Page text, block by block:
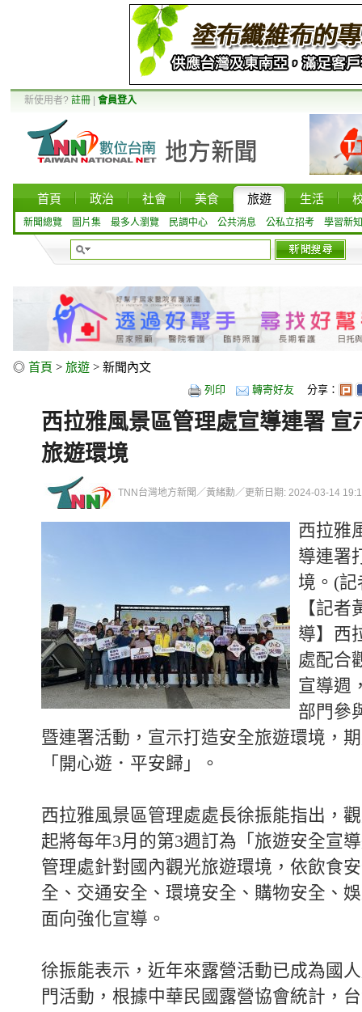
新使用者? 註冊 會員登入
首頁 政治 社會 美食 旅遊 生活
新聞總覽 圖片集 最多人瀏覽 民調中心 公共消息 公私立招考 學習新知
◎ 首頁 > 旅遊 > 新聞內文
列印 轉寄好友 分享：
西拉雅風景區管理處宣導連署 宣
旅遊環境
TNN台灣地方新聞／黃緒勳／更新日期: 2024-03-14
西拉雅
導連署
境。(記
【記
導】西
處配合
宣導週
部門參
暨連署活動，宣示打造安全旅遊環境，
「開心遊．平安歸」。
西拉雅風景區管理處處長徐振能指出，
起將每年3月的第3週訂為「旅遊安全宣
管理處針對國內觀光旅遊環境，依飲食
全、交通安全、環境安全、購物安全、
面向強化宣導。
徐振能表示，近年來露營活動已成為國
門活動，根據中華民國露營協會統計，